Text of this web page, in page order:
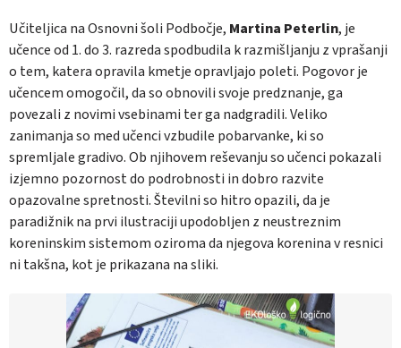
Učiteljica na Osnovni šoli Podbočje, Martina Peterlin, je
učence od 1. do 3. razreda spodbudila k razmišljanju z vprašanji
o tem, katera opravila kmetje opravljajo poleti. Pogovor je
učencem omogočil, da so obnovili svoje predznanje, ga
povezali z novimi vsebinami ter ga nadgradili. Veliko
zanimanja so med učenci vzbudile pobarvanke, ki so
spremljale gradivo. Ob njihovem reševanju so učenci pokazali
izjemno pozornost do podrobnosti in dobro razvite
opazovalne spretnosti. Številni so hitro opazili, da je
paradižnik na prvi ilustraciji upodobljen z neustreznim
koreninskim sistemom oziroma da njegova korenina v resnici
ni takšna, kot je prikazana na sliki.